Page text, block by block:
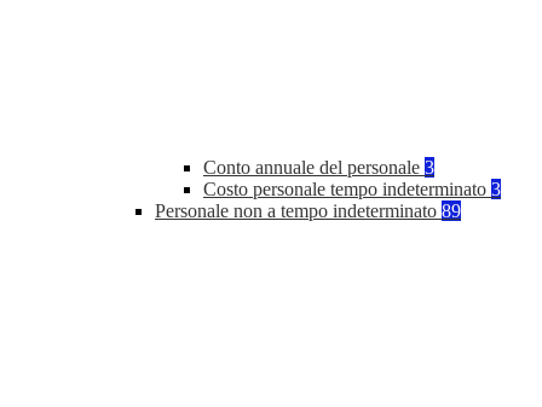
Conto annuale del personale 3
Costo personale tempo indeterminato 3
Personale non a tempo indeterminato 89